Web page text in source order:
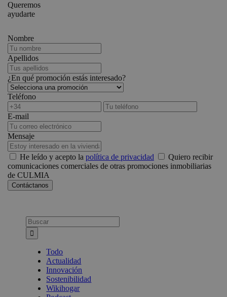
Queremos
ayudarte
Nombre
Apellidos
¿En qué promoción estás interesado?
Teléfono
E-mail
Mensaje
He leído y acepto la política de privacidad
Quiero recibir
comunicaciones comerciales de otras promociones inmobiliarias
de CULMIA
Busca:
Todo
Actualidad
Innovación
Sostenibilidad
Wikihogar